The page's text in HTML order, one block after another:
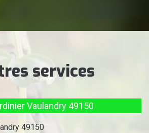
services
Vaulandry 49150
49150